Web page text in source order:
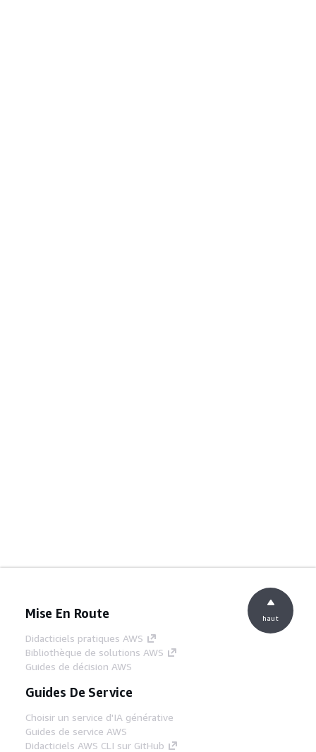
Mise En Route
Didacticiels pratiques AWS
Bibliothèque de solutions AWS
Guides de décision AWS
Guides De Service
Choisir un service d'IA générative
Guides de service AWS
Didacticiels AWS CLI sur GitHub
haut